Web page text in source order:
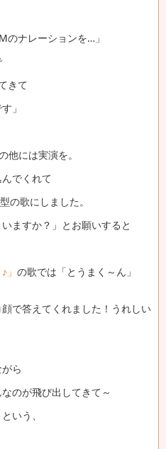
のナレーションを…」
きて
」
他には実演を。
でくれて
の歌にしました。
ますか？」とお願いすると
」 の歌では「とうまく～ん」
で答えてくれました！うれしい
ら
のが飛び出してきて～
いう、